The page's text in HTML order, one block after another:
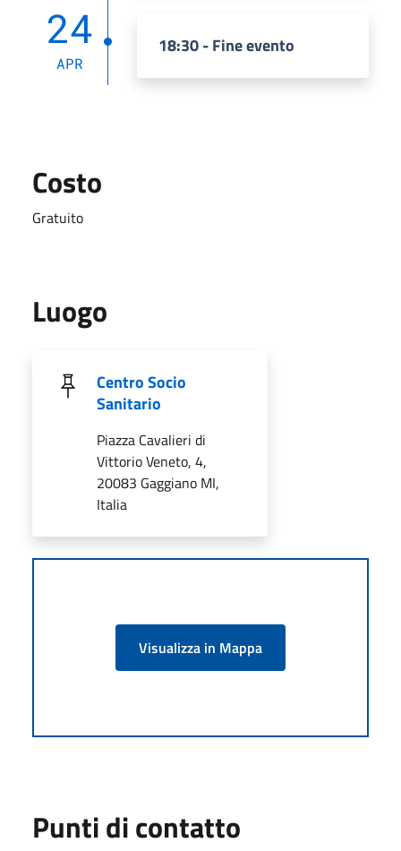
24
APR
18:30 - Fine evento
Costo
Gratuito
Luogo
Centro Socio
Sanitario
Piazza Cavalieri di
Vittorio Veneto, 4,
20083 Gaggiano MI,
Italia
Visualizza in Mappa
Punti di contatto